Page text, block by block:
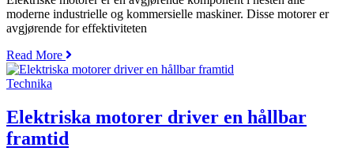
moderne industrielle og kommersielle maskiner. Disse motorer er
avgjørende for effektiviteten
Read More
motorer
i
moderne
Technika
Elektriska motorer driver en hållbar
framtid